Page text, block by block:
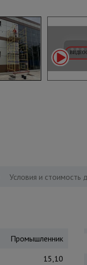
Условия и стоимость
Промышленник
15,10